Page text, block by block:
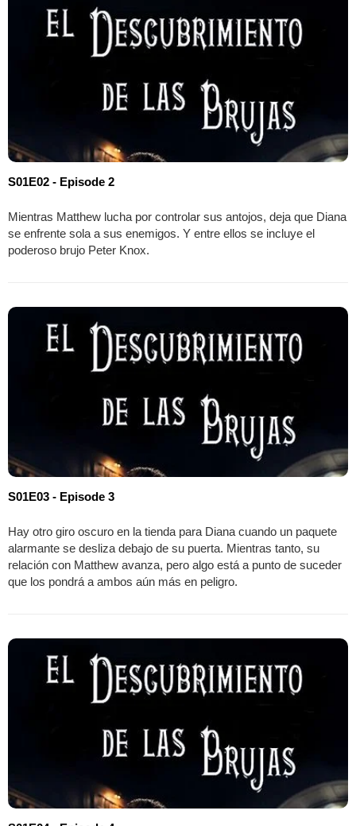
S01E02 - Episode 2
Mientras Matthew lucha por controlar sus antojos, deja que Diana
se enfrente sola a sus enemigos. Y entre ellos se incluye el
poderoso brujo Peter Knox.
S01E03 - Episode 3
Hay otro giro oscuro en la tienda para Diana cuando un paquete
alarmante se desliza debajo de su puerta. Mientras tanto, su
relación con Matthew avanza, pero algo está a punto de suceder
que los pondrá a ambos aún más en peligro.